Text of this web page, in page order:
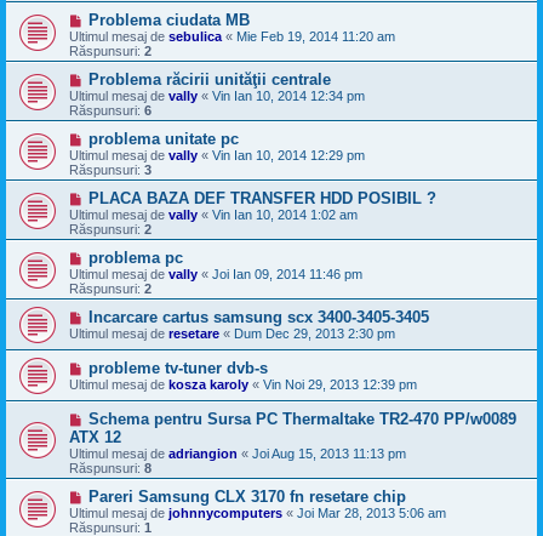
Problema ciudata MB
Ultimul mesaj de sebulica « Mie Feb 19, 2014 11:20 am
Răspunsuri: 2
Problema răcirii unităţii centrale
Ultimul mesaj de vally « Vin Ian 10, 2014 12:34 pm
Răspunsuri: 6
problema unitate pc
Ultimul mesaj de vally « Vin Ian 10, 2014 12:29 pm
Răspunsuri: 3
PLACA BAZA DEF TRANSFER HDD POSIBIL ?
Ultimul mesaj de vally « Vin Ian 10, 2014 1:02 am
Răspunsuri: 2
problema pc
Ultimul mesaj de vally « Joi Ian 09, 2014 11:46 pm
Răspunsuri: 2
Incarcare cartus samsung scx 3400-3405-3405
Ultimul mesaj de resetare « Dum Dec 29, 2013 2:30 pm
probleme tv-tuner dvb-s
Ultimul mesaj de kosza karoly « Vin Noi 29, 2013 12:39 pm
Schema pentru Sursa PC Thermaltake TR2-470 PP/w0089
ATX 12
Ultimul mesaj de adriangion « Joi Aug 15, 2013 11:13 pm
Răspunsuri: 8
Pareri Samsung CLX 3170 fn resetare chip
Ultimul mesaj de johnnycomputers « Joi Mar 28, 2013 5:06 am
Răspunsuri: 1